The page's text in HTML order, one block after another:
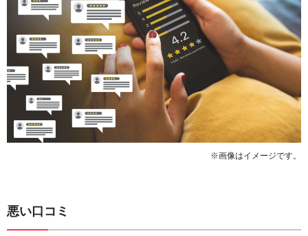
※画像はイメージです。
悪い口コミ